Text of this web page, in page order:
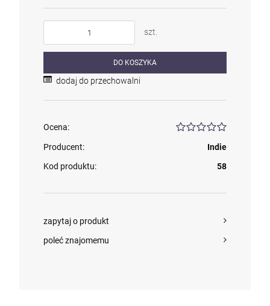
kam F granat okr 3
szt.
szt.
DO KOSZYKA
dodaj do przechowalni
Ocena:
Producent:
Indie
Kod produktu:
58
zapytaj o produkt
poleć znajomemu